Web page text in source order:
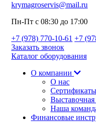
krymagroservis@mail.ru
Пн-Пт с 08:30 до 17:00
+7 (978) 770-10-61 +7
Заказать звонок
Каталог оборудования
О компании
О нас
Сертификаты
Наша
Финансовые